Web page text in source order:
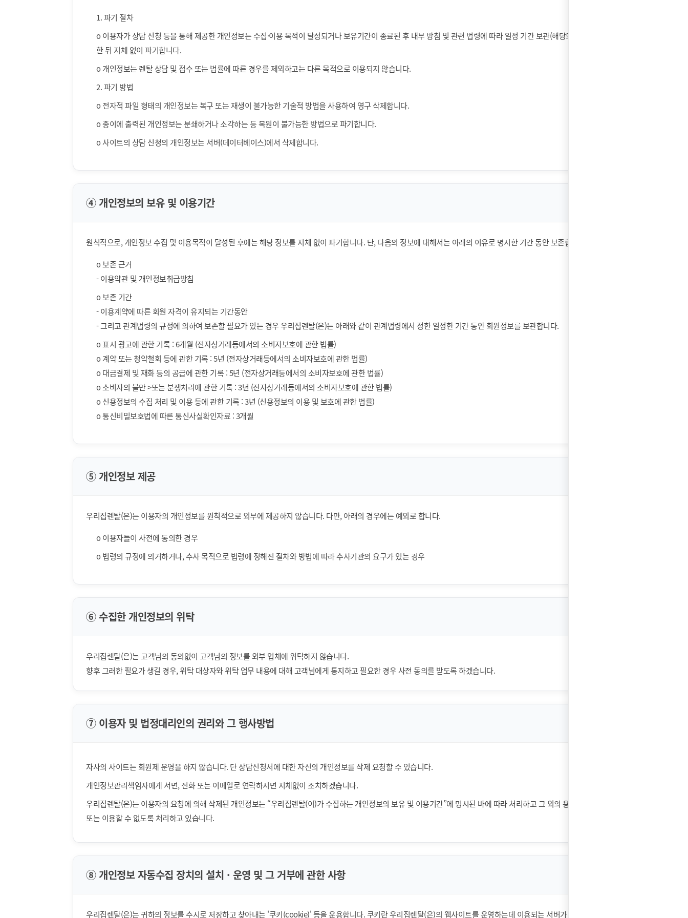
1. 파기 절차
ο 이용자가 상담 신청 등을 통해 제공한 개인정보는 수집·이용 목적이 달성되거나 보유기간이 종료된 후 내부 방침 및 관련 법령에 따라 일정 기간 보관(해당되는 경우)
한 뒤 지체 없이 파기합니다.
ο 개인정보는 렌탈 상담 및 접수 또는 법률에 따른 경우를 제외하고는 다른 목적으로 이용되지 않습니다.
2. 파기 방법
ο 전자적 파일 형태의 개인정보는 복구 또는 재생이 불가능한 기술적 방법을 사용하여 영구 삭제합니다.
ο 종이에 출력된 개인정보는 분쇄하거나 소각하는 등 복원이 불가능한 방법으로 파기합니다.
ο 사이트의 상담 신청의 개인정보는 서버(데이터베이스)에서 삭제합니다.
④ 개인정보의 보유 및 이용기간
원칙적으로, 개인정보 수집 및 이용목적이 달성된 후에는 해당 정보를 지체 없이 파기합니다. 단, 다음의 정보에 대해서는 아래의 이유로 명시한 기간 동안 보존합니다.
ο 보존 근거
- 이용약관 및 개인정보취급방침
ο 보존 기간
- 이용계약에 따른 회원 자격이 유지되는 기간동안
- 그리고 관계법령의 규정에 의하여 보존할 필요가 있는 경우 우리집렌탈(은)는 아래와 같이 관계법령에서 정한 일정한 기간 동안 회원정보를 보관합니다.
ο 표시 광고에 관한 기록 : 6개월 (전자상거래등에서의 소비자보호에 관한 법률)
ο 계약 또는 청약철회 등에 관한 기록 : 5년 (전자상거래등에서의 소비자보호에 관한 법률)
ο 대금결제 및 재화 등의 공급에 관한 기록 : 5년 (전자상거래등에서의 소비자보호에 관한 법률)
ο 소비자의 불만 >또는 분쟁처리에 관한 기록 : 3년 (전자상거래등에서의 소비자보호에 관한 법률)
ο 신용정보의 수집 처리 및 이용 등에 관한 기록 : 3년 (신용정보의 이용 및 보호에 관한 법률)
ο 통신비밀보호법에 따른 통신사실확인자료 : 3개월
⑤ 개인정보 제공
우리집렌탈(은)는 이용자의 개인정보를 원칙적으로 외부에 제공하지 않습니다. 다만, 아래의 경우에는 예외로 합니다.
ο 이용자들이 사전에 동의한 경우
ο 법령의 규정에 의거하거나, 수사 목적으로 법령에 정해진 절차와 방법에 따라 수사기관의 요구가 있는 경우
⑥ 수집한 개인정보의 위탁
우리집렌탈(은)는 고객님의 동의없이 고객님의 정보를 외부 업체에 위탁하지 않습니다.
향후 그러한 필요가 생길 경우, 위탁 대상자와 위탁 업무 내용에 대해 고객님에게 통지하고 필요한 경우 사전 동의를 받도록 하겠습니다.
⑦ 이용자 및 법정대리인의 권리와 그 행사방법
자사의 사이트는 회원제 운영을 하지 않습니다. 단 상담신청서에 대한 자신의 개인정보를 삭제 요청할 수 있습니다.
개인정보관리책임자에게 서면, 전화 또는 이메일로 연락하시면 지체없이 조치하겠습니다.
우리집렌탈(은)는 이용자의 요청에 의해 삭제된 개인정보는 “우리집렌탈(이)가 수집하는 개인정보의 보유 및 이용기간”에 명시된 바에 따라 처리하고 그 외의 용도로 열람
또는 이용할 수 없도록 처리하고 있습니다.
⑧ 개인정보 자동수집 장치의 설치 · 운영 및 그 거부에 관한 사항
우리집렌탈(은)는 귀하의 정보를 수시로 저장하고 찾아내는 '쿠키(cookie)' 등을 운용합니다. 쿠키란 우리집렌탈(은)의 웹사이트를 운영하는데 이용되는 서버가 귀하의 브